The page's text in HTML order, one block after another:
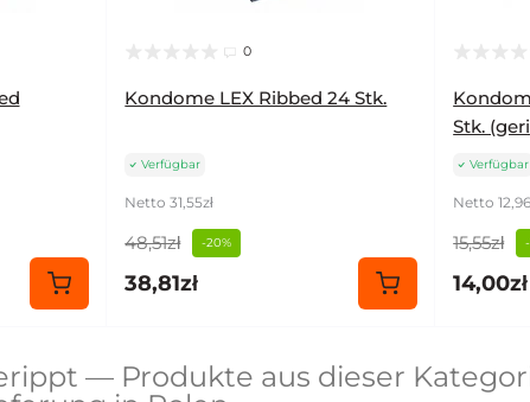
0
Kondome LEX Ribbed 24 Stk.
Verfügbar
Netto 31,55zł
48,51zł -20%
38,81zł
Stk.
Verfügbar
Netto
15,55zł
14,00zł
— Produkte aus dieser